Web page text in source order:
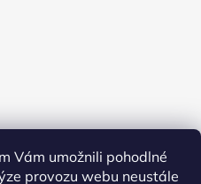
Vám umožnili pohodlné
provozu webu neustále